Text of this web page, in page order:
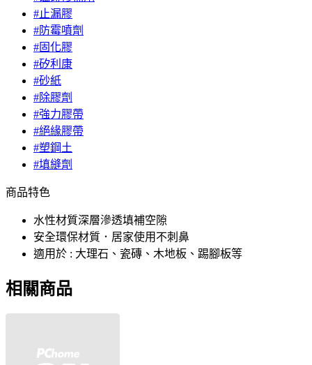
#止漏膠
#防霉噴劑
#固化膠
#矽利康
#砂紙
#除膠劑
#強力膠帶
#絕緣膠帶
#塑鋼土
#填縫劑
商品特色
水性材質深層滲透填補空隙
安全環保材質．居家使用不刺鼻
適用於 : 大理石、瓷磚、木地板、踢腳板等
相關商品